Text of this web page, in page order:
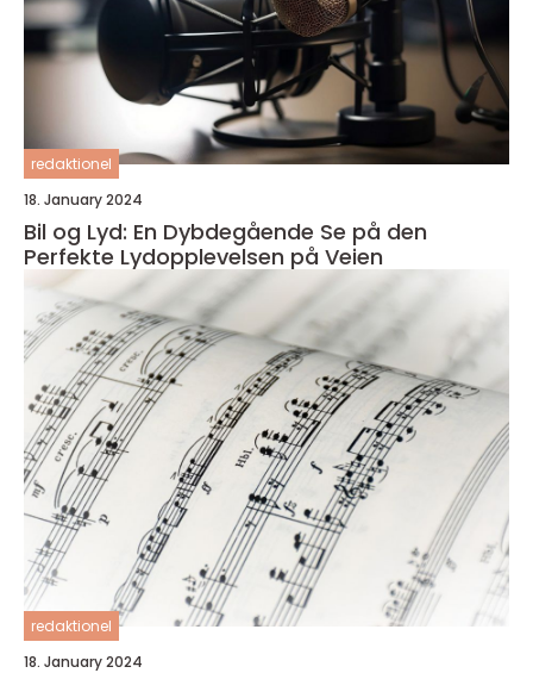
redaktionel
18. January 2024
Bil og Lyd: En Dybdegående Se på den
Perfekte Lydopplevelsen på Veien
redaktionel
18. January 2024